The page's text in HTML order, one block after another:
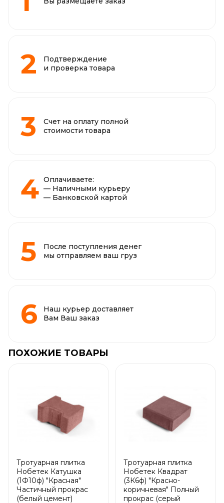
Подтверждение
и проверка товара
Счет на оплату полной
стоимости товара
Оплачиваете:
— Наличными курьеру
— Банковской картой
После поступления денег
мы отправляем ваш груз
Наш курьер доставляет
Вам Ваш заказ
ПОХОЖИЕ ТОВАРЫ
Тротуарная плитка
Нобетек Катушка
(1Ф10ф) "Красная"
Частичный прокрас
(белый цемент)
Тротуарная плитка
Нобетек Квадрат
(3К6ф) "Красно-
коричневая" Полный
прокрас (серый